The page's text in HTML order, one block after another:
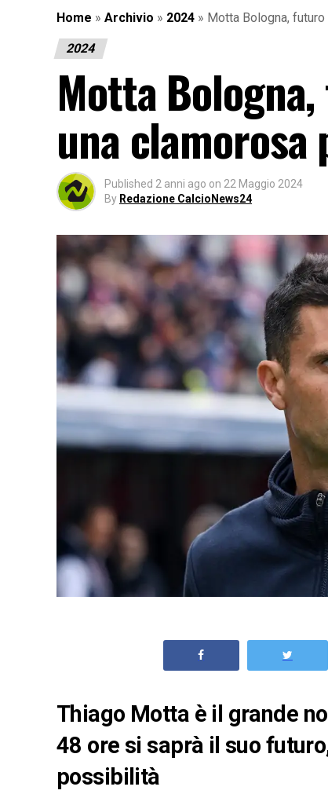
Home » Archivio » 2024 » Motta Bologna,
2024
Motta
una
Published 2 anni ago on 22 Maggio 2024
By Redazione CalcioNews24
Thiago Motta è il grande
48 ore si saprà il suo
possibilità